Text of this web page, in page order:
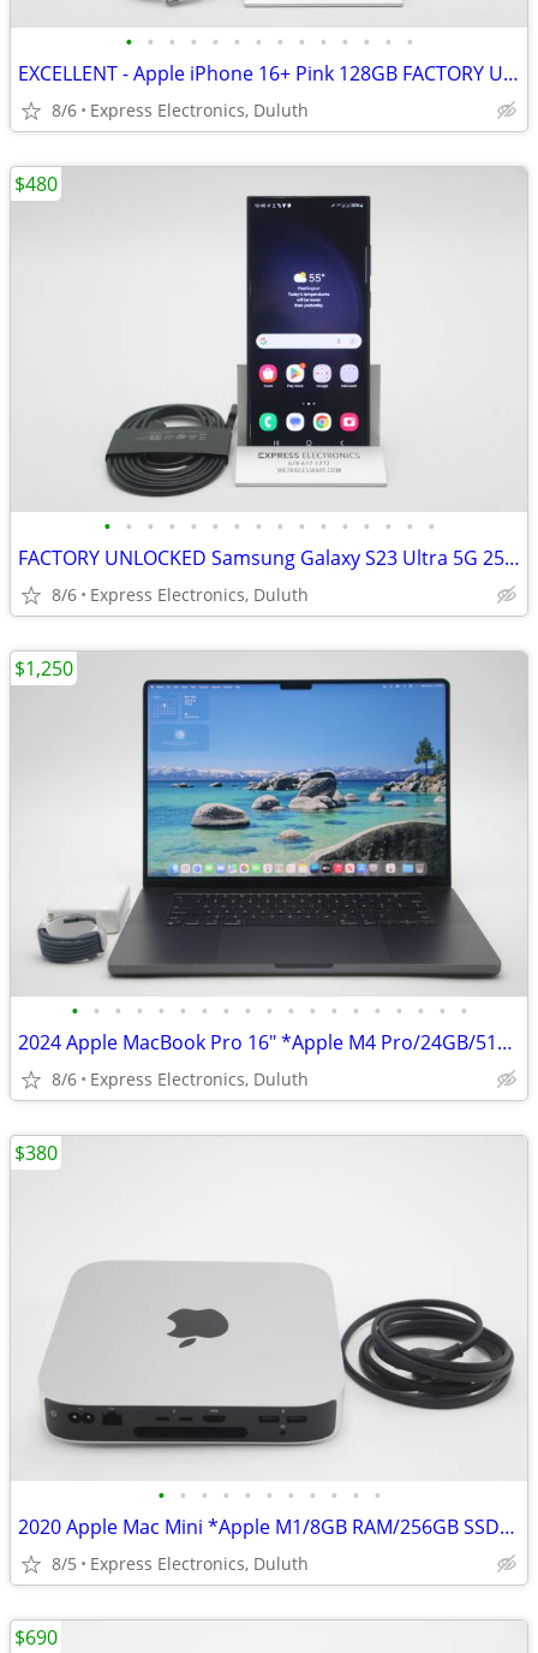
• • • • • • • • • • • • • •
EXCELLENT - Apple iPhone 16+ Pink 128GB FACTORY UNLOCKED
8/6 Express Electronics, Duluth
• • • • • • • • • • • • • • • •
FACTORY UNLOCKED Samsung Galaxy S23 Ultra 5G 256GB Graphite *EXCELLENT
8/6 Express Electronics, Duluth
$480
• • • • • • • • • • • • • • • • • • •
2024 Apple MacBook Pro 16" *Apple M4 Pro/24GB/512GB SSD* 92% BH
8/6 Express Electronics, Duluth
$1,250
• • • • • • • • • • •
2020 Apple Mac Mini *Apple M1/8GB RAM/256GB SSD* 8-Core CPU/GPU
8/5 Express Electronics, Duluth
$380
$690